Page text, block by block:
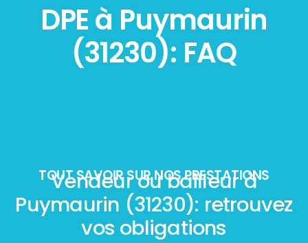
DPE à Puymaurin
(31230): FAQ
TOUT SAVOIR SUR NOS PRESTATIONS
Vendeur ou bailleur à
Puymaurin (31230): retrouvez
vos obligations